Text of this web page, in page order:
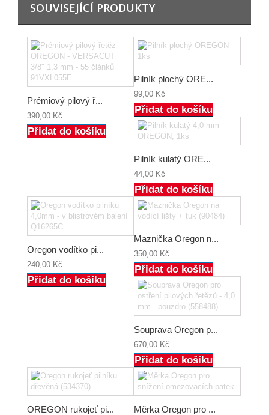
SOUVISEJÍCÍ PRODUKTY
Prémiový pilový ř...
390,00 Kč
Přidat do košíku
Pilník plochý ORE...
99,00 Kč
Přidat do košíku
Pilník kulatý ORE...
44,00 Kč
Přidat do košíku
Oregon vodítko pi...
240,00 Kč
Přidat do košíku
Maznička Oregon n...
350,00 Kč
Přidat do košíku
Souprava Oregon p...
670,00 Kč
Přidat do košíku
OREGON rukojeť pi... Měrka Oregon pro ...